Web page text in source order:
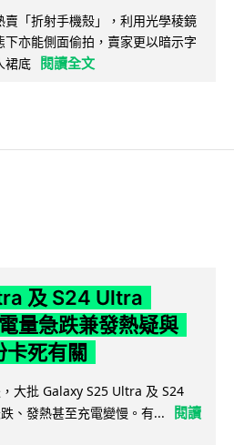
「折射手機殼」，利用光學稜鏡
亦能側面偷拍，賣家更以暗示字
裙底
閱讀全文
及 S24 Ultra
量急跌兼發熱疑與
死有關
大批 Galaxy S25 Ultra 及 S24
、發熱甚至充電變慢。有...
閱讀